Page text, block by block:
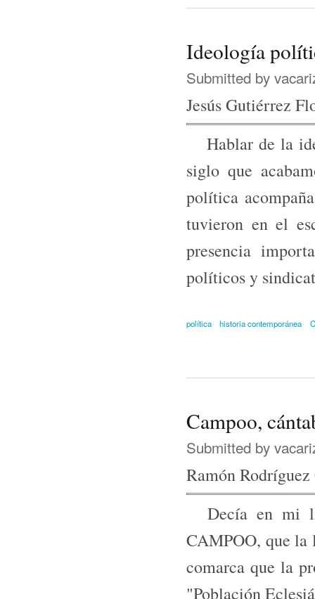
Ideología
Submitted by
Jesús Gutiérrez
Hablar de la
siglo que
política
tuvieron en el
presencia
políticos y
política historia contemporánea
Campoo,
Submitted by
Ramón Rodríguez
Decía en mi
CAMPOO, que la
comarca que la
"Población